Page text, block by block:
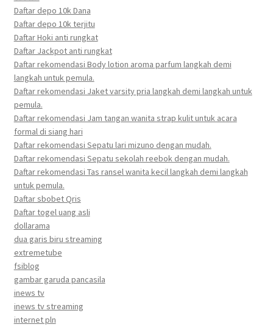
Daftar depo 10k Dana
Daftar depo 10k terjitu
Daftar Hoki anti rungkat
Daftar Jackpot anti rungkat
Daftar rekomendasi Body lotion aroma parfum langkah demi
langkah untuk pemula.
Daftar rekomendasi Jaket varsity pria langkah demi langkah untuk
pemula.
Daftar rekomendasi Jam tangan wanita strap kulit untuk acara
formal di siang hari
Daftar rekomendasi Sepatu lari mizuno dengan mudah.
Daftar rekomendasi Sepatu sekolah reebok dengan mudah.
Daftar rekomendasi Tas ransel wanita kecil langkah demi langkah
untuk pemula.
Daftar sbobet Qris
Daftar togel uang asli
dollarama
dua garis biru streaming
extremetube
fsiblog
gambar garuda pancasila
inews tv
inews tv streaming
internet pln